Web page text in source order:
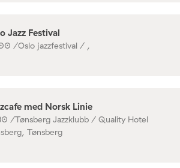
Jazz Festival
/Oslo jazzfestival / ,
med Norsk Linie
/Tønsberg Jazzklubb / Quality Hotel
Tønsberg